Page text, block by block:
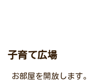
子育て広場
お部屋を開放します